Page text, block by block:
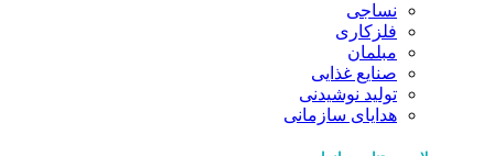
نساجی
فلزکاری
مبلمان
صنایع غذایی
تولید نوشیدنی
هدایای سازمانی